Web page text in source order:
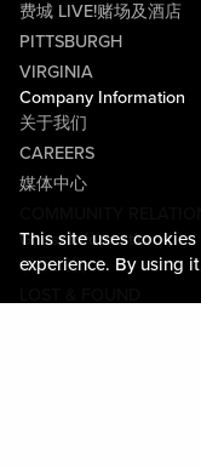
This site uses
experience. By using
费城 LIVE!赌场及酒店
PITTSBURGH
VIRGINIA
Company Information
关于我们
CAREERS
媒体中心
Guest Information
联系我们